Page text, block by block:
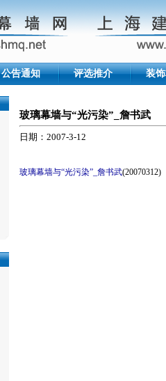
公告通知 评选推介 装
玻璃幕墙与“光污染”_詹书武
日期：2007-3-12
玻璃幕墙与“光污染”_詹书武(20070312)